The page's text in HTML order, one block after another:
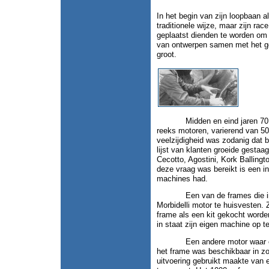
In het begin van zijn loopbaan
traditionele wijze, maar zijn
geplaatst dienden te worden
van ontwerpen samen met het
groot.
Midden en eind jaren 70
reeks motoren, varierend van
veelzijdigheid was zodanig dat
lijst van klanten groeide
Cecotto, Agostini, Kork
deze vraag was bereikt is een
machines had.
Een van de frames die in
Morbidelli motor te huisvesten.
frame als een kit gekocht
in staat zijn eigen machine op
Een andere motor waar
het frame was beschikbaar in
uitvoering gebruikt maakte van